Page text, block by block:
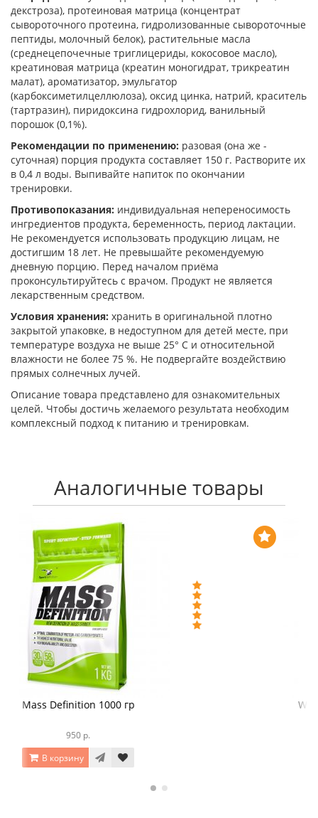
декстроза), протеиновая матрица (концентрат
сывороточного протеина, гидролизованные сывороточные
пептиды, молочный белок), растительные масла
(среднецепочечные триглицериды, кокосовое масло),
креатиновая матрица (креатин моногидрат, трикреатин
малат), ароматизатор, эмульгатор
(карбоксиметилцеллюлоза), оксид цинка, натрий, краситель
(тартразин), пиридоксина гидрохлорид, ванильный
порошок (0,1%).
Рекомендации по применению: разовая (она же -
суточная) порция продукта составляет 150 г. Растворите их
в 0,4 л воды. Выпивайте напиток по окончании
тренировки.
Противопоказания: индивидуальная непереносимость
ингредиентов продукта, беременность, период лактации.
Не рекомендуется использовать продукцию лицам, не
достигшим 18 лет. Не превышайте рекомендуемую
дневную порцию. Перед началом приёма
проконсультируйтесь с врачом. Продукт не является
лекарственным средством.
Условия хранения: хранить в оригинальной плотно
закрытой упаковке, в недоступном для детей месте, при
температуре воздуха не выше 25° С и относительной
влажности не более 75 %. Не подвергайте воздействию
прямых солнечных лучей.
Описание товара представлено для ознакомительных
целей. Чтобы достичь желаемого результата необходим
комплексный подход к питанию и тренировкам.
Аналогичные товары
Mass Definition 1000 гр
В корзину